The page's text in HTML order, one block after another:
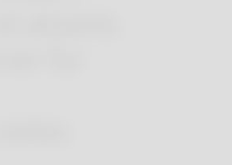
für